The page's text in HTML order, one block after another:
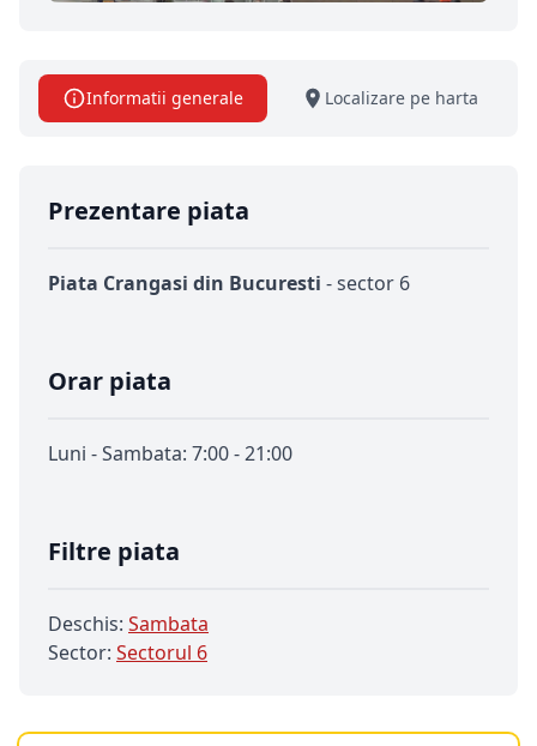
Informatii generale Localizare pe harta
Prezentare piata
Piata Crangasi din Bucuresti - sector 6
Orar piata
Luni - Sambata: 7:00 - 21:00
Filtre piata
Deschis: Sambata
Sector: Sectorul 6